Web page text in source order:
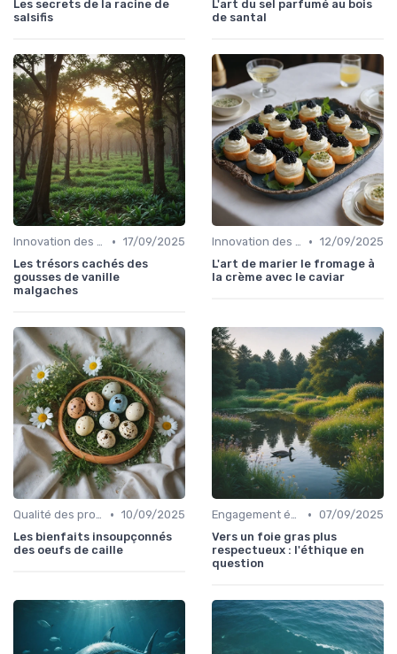
Les secrets de la racine de
salsifis
L'art du sel parfumé au bois
de santal
Innovation des recettes • 17/09/2025
Les trésors cachés des
gousses de vanille
malgaches
Innovation des recettes • 12/09/2025
L'art de marier le fromage à
la crème avec le caviar
Qualité des produits • 10/09/2025
Les bienfaits insoupçonnés
des oeufs de caille
Engagement éthique • 07/09/2025
Vers un foie gras plus
respectueux : l'éthique en
question